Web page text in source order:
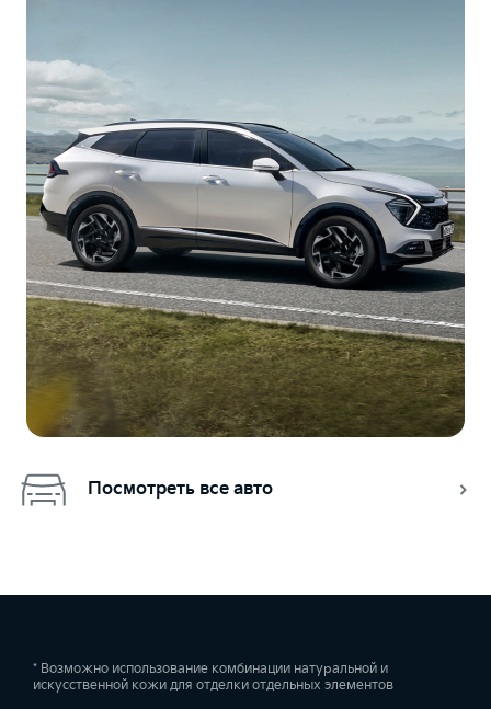
Посмотреть все авто
* Возможно использование комбинации натуральной и
искусственной кожи для отделки отдельных элементов